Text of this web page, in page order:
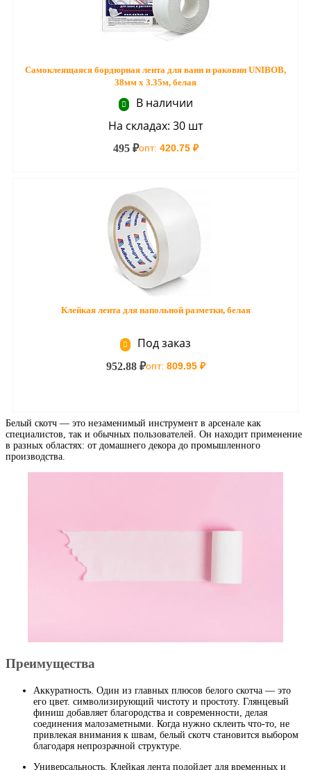
Самоклеящаяся бордюрная лента для ванн и раковин UNIBOB,
38мм х 3.35м, белая
В наличии
На складах: 30 шт
495 ₽опт: 420.75 ₽
Клейкая лента для напольной разметки, белая
Под заказ
952.88 ₽опт: 809.95 ₽
Белый скотч — это незаменимый инструмент в арсенале как
специалистов, так и обычных пользователей. Он находит применение
в разных областях: от домашнего декора до промышленного
производства.
Преимущества
Аккуратность. Один из главных плюсов белого скотча — это
его цвет. символизирующий чистоту и простоту. Глянцевый
финиш добавляет благородства и современности, делая
соединения малозаметными. Когда нужно склеить что-то, не
привлекая внимания к швам, белый скотч становится выбором
благодаря непрозрачной структуре.
Универсальность. Клейкая лента подойдет для временных и